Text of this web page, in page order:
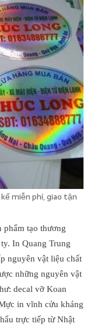
miễn phí, giao tận
phẩm tạo thương
In Quang Trung
nguyên vật liệu chất
những nguyên vật
decal vỡ Koan
in vĩnh cửu kháng
trực tiếp từ Nhật